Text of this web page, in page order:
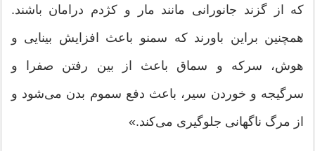
که از گزند جانورانی مانند مار و کژدم درامان باشند.
همچنین براین باورند که سمنو باعث افزایش بینایی و
هوش، سرکه و سماق باعث از بین رفتن صفرا و
سرگیجه و خوردن سیر، باعث دفع سموم بدن می‌شود و
از مرگ ناگهانی جلوگیری می‌کند.»